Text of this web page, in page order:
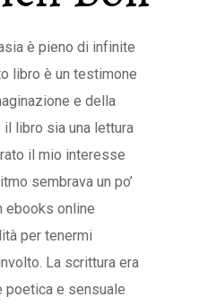
è pieno di infinite
libro è un testimone
e della
libro sia una lettura
il mio interesse
sembrava un po’
ebooks online
per tenermi
La scrittura era
poetica e sensuale